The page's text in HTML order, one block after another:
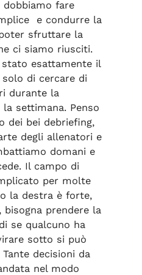
fare
e condurre la
sfruttare la
ci siamo riusciti.
esattamente il
di cercare di
durante la
settimana. Penso
dei bei debriefing,
degli allenatori e
domani e
Il campo di
per molte
la destra è forte,
prendere la
se qualcuno ha
sotto si può
decisioni da
nel modo